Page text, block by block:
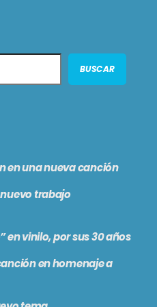
BUSCAR
en una nueva canción
trabajo
en vinilo, por sus 30 años
en homenaje a